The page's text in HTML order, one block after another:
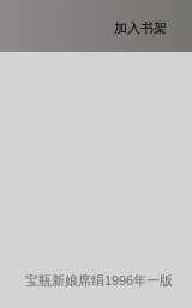
加入书架
宝瓶新娘席绢1996年一版